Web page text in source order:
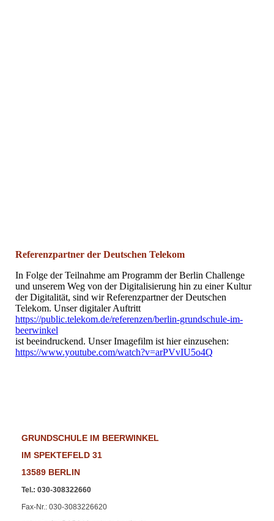
Referenzpartner der Deutschen Telekom
In Folge der Teilnahme am Programm der Berlin Challenge
und unserem Weg von der Digitalisierung hin zu einer Kultur
der Digitalität, sind wir Referenzpartner der Deutschen
Telekom. Unser digitaler Auftritt
https://public.telekom.de/referenzen/berlin-grundschule-im-
beerwinkel
ist beeindruckend. Unser Imagefilm ist hier einzusehen:
https://www.youtube.com/watch?v=arPVvIU5o4Q
GRUNDSCHULE IM BEERWINKEL
IM SPEKTEFELD 31
13589 BERLIN
Tel.: 030-308322660
Fax-Nr.: 030-3083226620